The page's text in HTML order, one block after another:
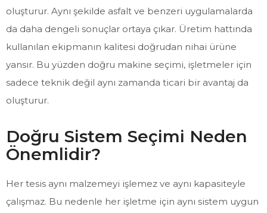
oluşturur. Aynı şekilde asfalt ve benzeri uygulamalarda
da daha dengeli sonuçlar ortaya çıkar. Üretim hattında
kullanılan ekipmanın kalitesi doğrudan nihai ürüne
yansır. Bu yüzden doğru makine seçimi, işletmeler için
sadece teknik değil aynı zamanda ticari bir avantaj da
oluşturur.
Doğru Sistem Seçimi Neden
Önemlidir?
Her tesis aynı malzemeyi işlemez ve aynı kapasiteyle
çalışmaz. Bu nedenle her işletme için aynı sistem uygun